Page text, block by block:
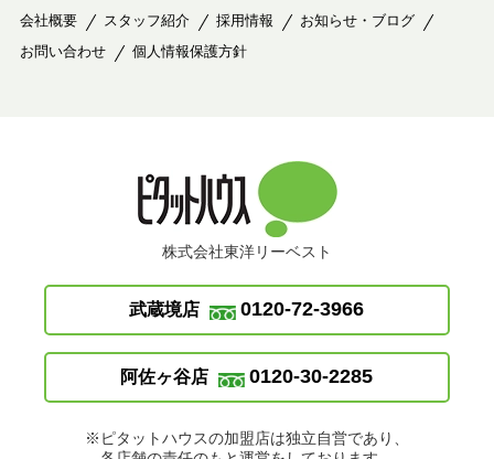
会社概要 スタッフ紹介 採用情報
お知らせ・ブログ
お問い合わせ
個人情報保護方針
株式会社東洋リーベスト
武蔵境店 0120-72-3966
阿佐ヶ谷店 0120-30-2285
※ピタットハウスの加盟店は独立自営であり、